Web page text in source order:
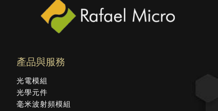
產品與服務
光電模組
光學元件
毫米波射頻模組